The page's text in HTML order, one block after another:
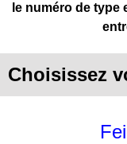
le numéro de type
Choisissez